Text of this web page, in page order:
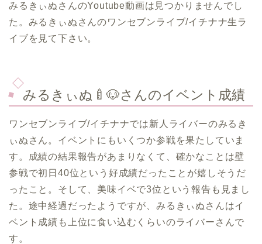
みるきぃぬさんのYoutube動画は見つかりませんでし
た。みるきぃぬさんのワンセブンライブ/イチナナ生ラ
イブを見て下さい。
みるきぃぬ🍼🐶さんのイベント成績
ワンセブンライブ/イチナナでは新人ライバーのみるき
ぃぬさん。イベントにもいくつか参戦を果たしていま
す。成績の結果報告があまりなくて、確かなことは壁
参戦で初日40位という好成績だったことが嬉しそうだ
ったこと。そして、美味イベで3位という報告も見まし
た。途中経過だったようですが、みるきぃぬさんはイ
ベント成績も上位に食い込むくらいのライバーさんで
す。